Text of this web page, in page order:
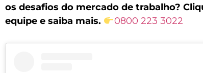
os desafios do mercado de trabalho?
equipe e saiba mais.
0800 223 3022